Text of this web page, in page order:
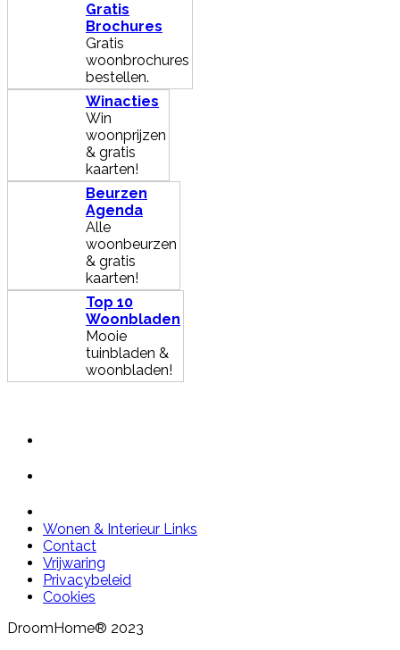
Gratis
Brochures
Gratis
woonbrochures
bestellen.
Winacties
Win
woonprijzen
& gratis
kaarten!
Beurzen
Agenda
Alle
woonbeurzen
& gratis
kaarten!
Top 10
Woonbladen
Mooie
tuinbladen &
woonbladen!
Wonen & Interieur Links
Contact
Vrijwaring
Privacybeleid
Cookies
DroomHome® 2023